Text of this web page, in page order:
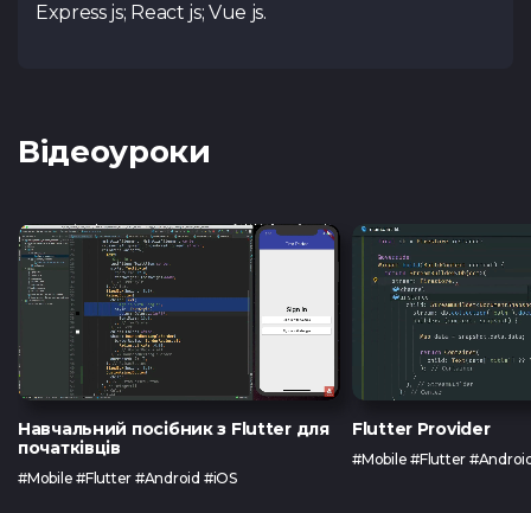
Express js; React js; Vue js.
Відеоуроки
Навчальний посібник з Flutter для
початківців
#Mobile #Flutter #Android #iOS
Flutter Provider
#Mobile #Flutter